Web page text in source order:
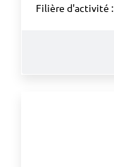
Filière d'activité :